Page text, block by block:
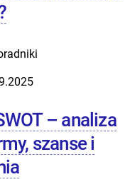
– analiza
szanse i